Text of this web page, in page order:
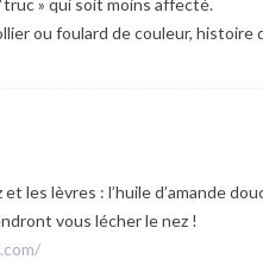
ou foulard de couleur, histoire
et les lèvres : l’huile d’amande
vous lécher le nez !